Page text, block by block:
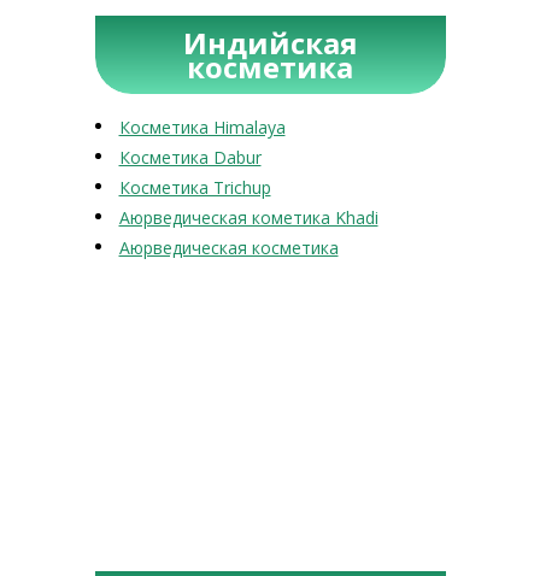
Индийская
косметика
Косметика Himalaya
Косметика Dabur
Косметика Trichup
Аюрведическая кометика Khadi
Аюрведическая косметика